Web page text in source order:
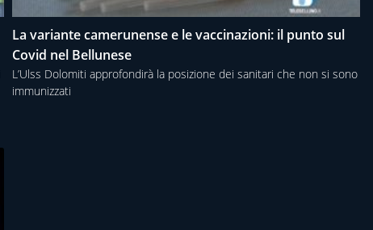
La variante camerunense e le vaccinazioni: il punto sul
Covid nel Bellunese
L’Ulss Dolomiti approfondirà la posizione dei sanitari che non si sono
immunizzati